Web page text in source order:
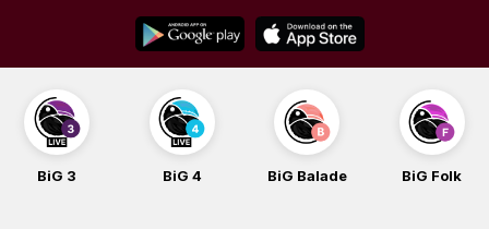
content
BiG 3 BiG 4 BiG Balade BiG Folk